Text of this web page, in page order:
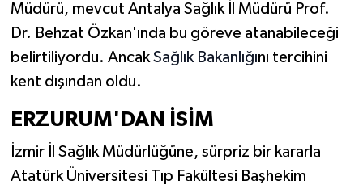
Müdürü, mevcut Antalya Sağlık İl Müdürü Prof.
Dr. Behzat Özkan'ında bu göreve atanabileceği
belirtiliyordu. AncakSağlık Bakanlığını tercihini
kent dışından oldu.
ERZURUM'DAN İSİM
İzmir İl Sağlık Müdürlüğüne, sürpriz bir kararla
Atatürk Üniversitesi Tıp Fakültesi Başhekim